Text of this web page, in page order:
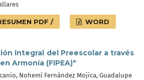
PDF / WORD
Integral del Preescolar a través
Armonía (FIPEA)"
Nohemí Fernández Mojica, Guadalupe